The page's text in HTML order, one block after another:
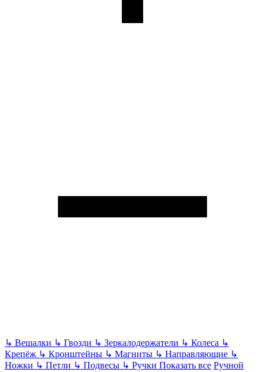
↳ Вешалки ↳ Гвозди ↳ Зеркалодержатели ↳ Колеса ↳
Крепёж ↳ Кронштейны ↳ Магниты ↳ Направляющие ↳
Ножки ↳ Петли ↳ Подвесы ↳ Ручки Показать все Ручной